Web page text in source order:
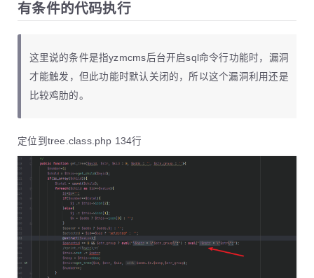
有条件的代码执行
这里说的条件是指yzmcms后台开启sql命令行功能时，漏洞
才能触发，但此功能时默认关闭的，所以这个漏洞利用还是
比较鸡肋的。
定位到tree.class.php 134行